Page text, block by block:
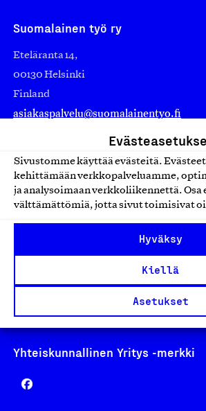
Sivustomme käyttää evästeitä.
kehittämään verkkopalveluamme,
ja analysoimaan verkkoliikennettä. Osa
välttämättömiä, jotta sivut toimisivat
Hyväksy
Kiellä
Asetukset
Suomalainen työ ry
Eteläranta 14,
00130 Helsinki
Finland
asiakaspalvelu@suomalainentyo.fi
laskutus@suomalainentyo.fi
Avainlippu
Yhteiskunnallinen Yritys -merkki